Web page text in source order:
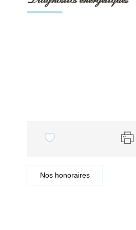
Nos honoraires